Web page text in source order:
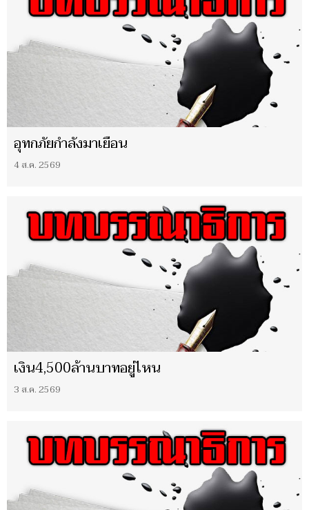
อุทกภัยกำลังมาเยือน
4 ส.ค. 2569
เงิน4,500ล้านบาทอยู่ไหน
3 ส.ค. 2569